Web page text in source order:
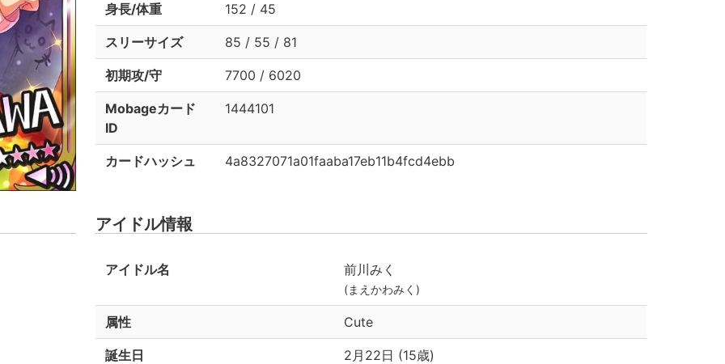
身長/体重 152 / 45
スリーサイズ 85 / 55 / 81
初期攻/守 7700 / 6020
Mobageカード
ID
1444101
カードハッシュ 4a8327071a01faaba17eb11b4fcd4ebb
アイドル情報
アイドル名 前川みく
(まえかわみく)
属性 Cute
誕生日 2月22日 (15歳)